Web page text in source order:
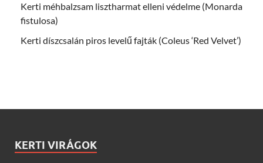
Kerti méhbalzsam lisztharmat elleni védelme (Monarda
fistulosa)
Kerti díszcsalán piros levelű fajták (Coleus ‘Red Velvet’)
KERTI VIRÁGOK